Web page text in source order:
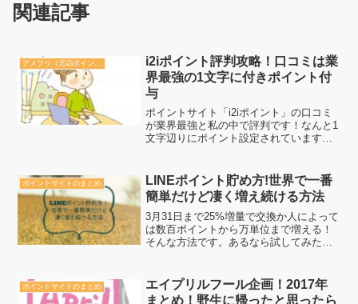
関連記事
アメフリ（元i2iポイント）
i2iポイント評判攻略！口コミは業
界最強の1文字に付きポイント付
与
ポイントサイト「i2iポイント」の口コミ
が業界最強と私の中で評判です！なんと1
文字辺りにポイント設定されていますの
ントサイトでは見たことがない！まさし
く、「i2iポイン...
ポイントサイトのまとめ
LINEポイント貯め方!世界で一番
簡単だけど凄く増え続ける方法
3月31日まで25%増量で交換か人によって
は数百ポイントから万単位まで増える！
そんな方法です。あるなら試してみたい
言えます。なんせ数百ポイント程度であ
ればゲームで遊んで...
ポイントサイトのまとめ
エイプリルフール企画！2017年
まとめ！野生に帰ったと思ったら